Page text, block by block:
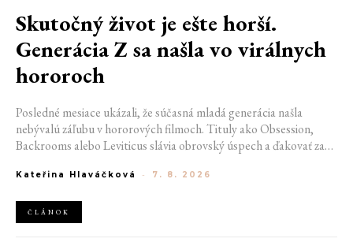
Skutočný život je ešte horší.
Generácia Z sa našla vo virálnych
hororoch
Posledné mesiace ukázali, že súčasná mladá generácia našla
nebývalú záľubu v hororových filmoch. Tituly ako Obsession,
Backrooms alebo Leviticus slávia obrovský úspech a ďakovať za
nich vytvorila práve generácia Z. Čo stojí za jej najnovšou obsesiou
Kateřina Hlaváčková - 7. 8. 2026
ČLÁNOK